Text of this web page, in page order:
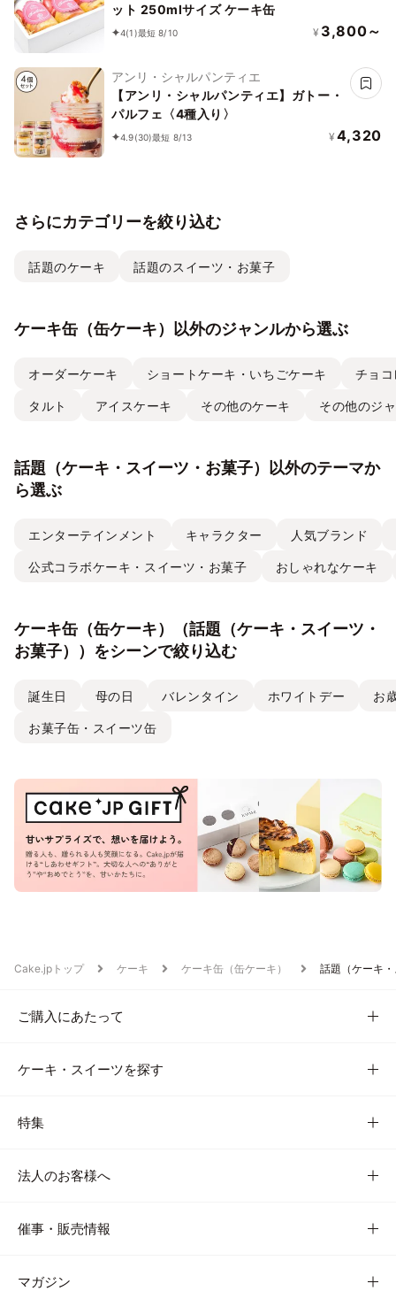
ット 250mlサイズ ケーキ缶
4(1)最短 8/10 ¥ 3,800～
アンリ・シャルパンティエ
【アンリ・シャルパンティエ】ガトー・
パルフェ〈4種入り〉
4.9(30)最短 8/13 ¥ 4,320
さらにカテゴリーを絞り込む
話題のケーキ 話題のスイーツ・お菓子
ケーキ缶（缶ケーキ）以外のジャンルから選ぶ
オーダーケーキ ショートケーキ・いちごケーキ チョ
タルト アイスケーキ その他のケーキ その他のジ
話題（ケーキ・スイーツ・お菓子）以外のテーマか
ら選ぶ
エンターテインメント キャラクター 人気ブランド
公式コラボケーキ・スイーツ・お菓子 おしゃれなケーキ
ケーキ缶（缶ケーキ）（話題（ケーキ・スイーツ・
お菓子））をシーンで絞り込む
誕生日 母の日 バレンタイン ホワイトデー お
お菓子缶・スイーツ缶
Cake.jpトップ ケーキ ケーキ缶（缶ケーキ） 話題（ケーキ
ご購入にあたって
ケーキ・スイーツを探す
特集
法人のお客様へ
催事・販売情報
マガジン